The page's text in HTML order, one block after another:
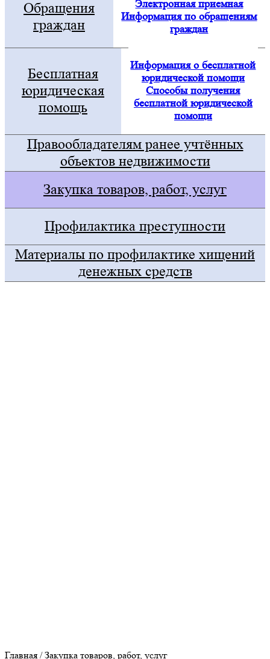
Обращения
граждан
Электронная приемная
Информация по обращениям
граждан
Бесплатная
юридическая
помощь
Информация о бесплатной
юридической помощи
Способы получения
бесплатной юридической
помощи
Правообладателям ранее учтённых
объектов недвижимости
Закупка товаров, работ, услуг
Профилактика преступности
Материалы по профилактике хищений
денежных средств
Главная /Закупка товаров, работ, услуг